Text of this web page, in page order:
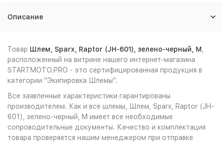
Описание
Товар Шлем, Sparx, Raptor (JH-601), зелено-черный, M
расположенный на витрине нашего интернет-магазина
STARTMOTO.PRO - это сертифицированная продукция в
категории "Экипировка Шлемы".
Все заявленные характеристики гарантированы
производителем. Как и все шлемы, Шлем, Sparx, Raptor (JH-
601), зелено-черный, M имеет все необходимые
сопроводительные документы. Качество и комплектация
товара проверяется нашим менеджером при отправке